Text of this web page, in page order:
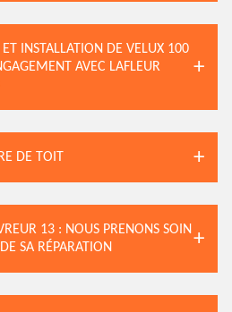
ET INSTALLATION DE VELUX 100
AVEC LAFLEUR
DE TOIT
13 : NOUS PRENONS SOIN
SA RÉPARATION